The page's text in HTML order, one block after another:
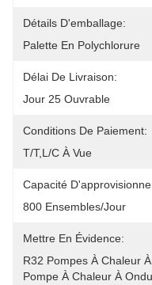
Détails D'emballage:
Palette En Polychlorure
Délai De Livraison:
Jour 25 Ouvrable
Conditions De Paiement:
T/T,L/C À Vue
Capacité
800 Ensembles/jour
Mettre En Évidence:
R32 Pompes À Chaleur
Pompe À Chaleur À